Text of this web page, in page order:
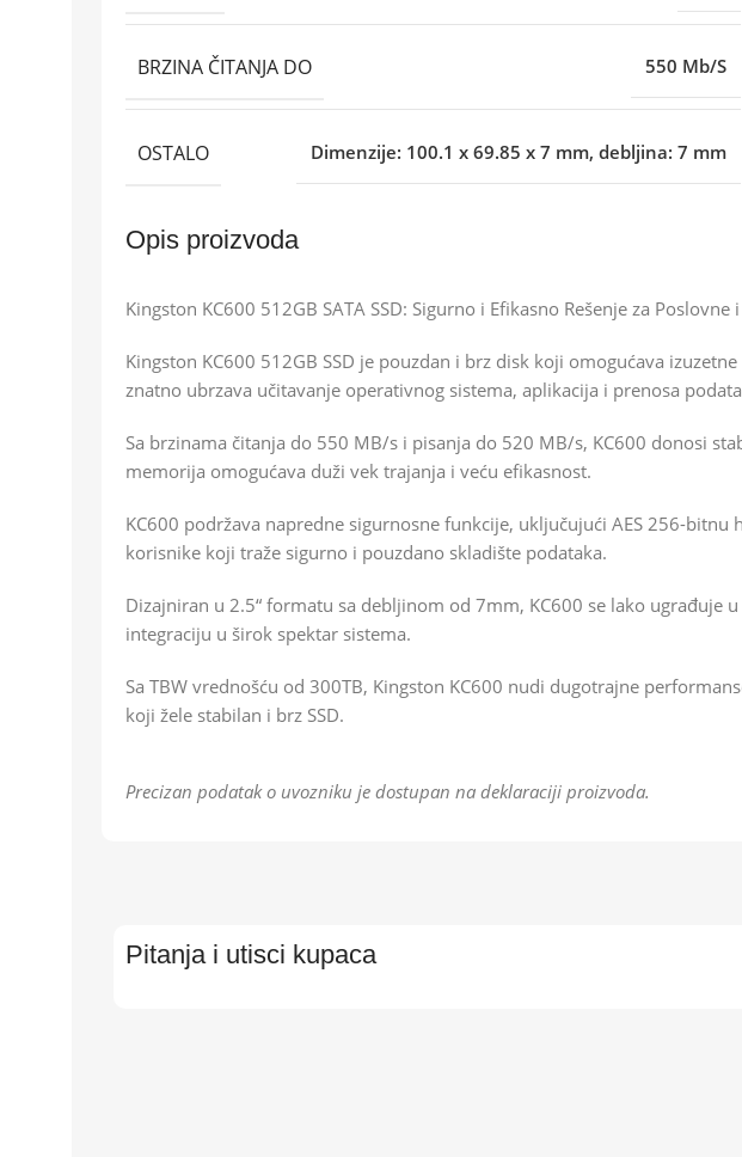
BRZINA ČITANJA DO 550 Mb/S
OSTALO Dimenzije: 100.1 x 69.85 x 7 mm, debljina: 7 mm
Opis proizvoda
Kingston KC600 512GB SATA SSD: Sigurno i Efikasno Rešenje za Poslovne
Kingston KC600 512GB SSD je pouzdan i brz disk koji omogućava
znatno ubrzava učitavanje operativnog sistema, aplikacija i prenosa
Sa brzinama čitanja do 550 MB/s i pisanja do 520 MB/s, KC600 donosi
memorija omogućava duži vek trajanja i veću efikasnost.
KC600 podržava napredne sigurnosne funkcije, uključujući AES 256-
korisnike koji traže sigurno i pouzdano skladište podataka.
Dizajniran u 2.5“ formatu sa debljinom od 7mm, KC600 se lako
integraciju u širok spektar sistema.
Sa TBW vrednošću od 300TB, Kingston KC600 nudi dugotrajne
koji žele stabilan i brz SSD.
Precizan podatak o uvozniku je dostupan na deklaraciji proizvoda.
Pitanja i utisci kupaca